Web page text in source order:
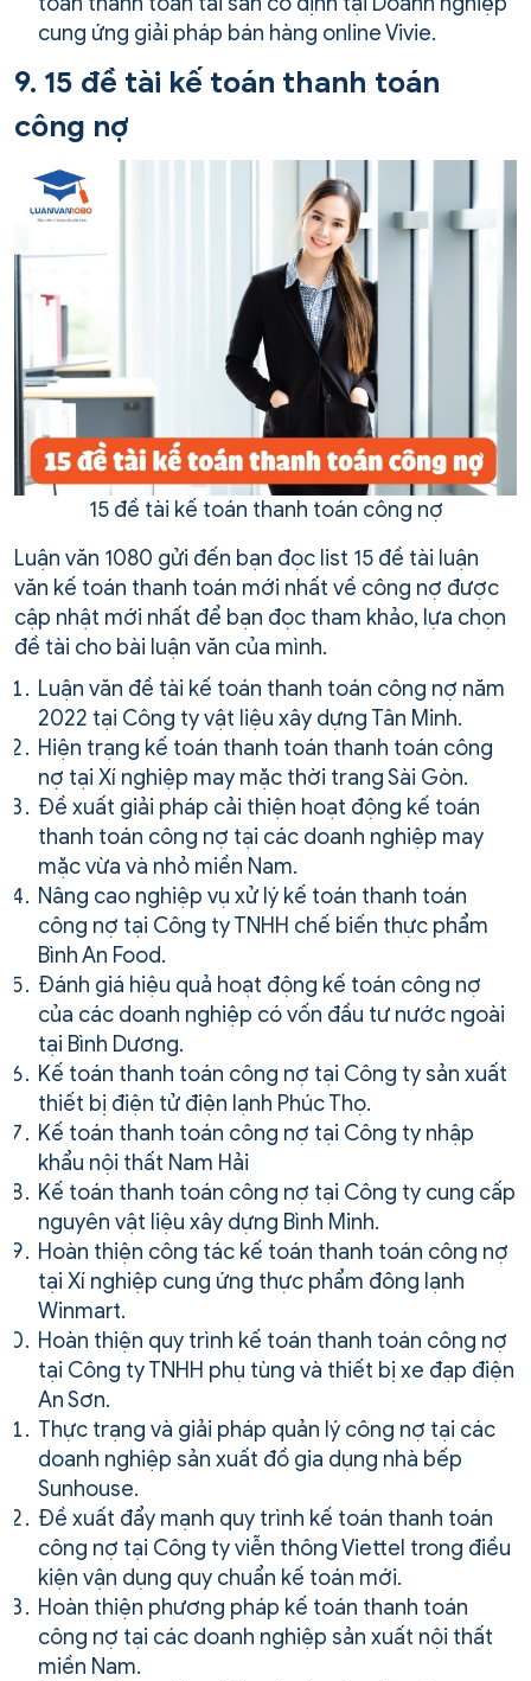
cung ứng giải pháp bán hàng online Vivie.
9. 15 đề tài kế toán thanh toán
công nợ
15 đề tài kế toán thanh toán công nợ
Luận văn 1080 gửi đến bạn đọc list 15 đề tài luận
văn kế toán thanh toán mới nhất về công nợ được
cập nhật mới nhất để bạn đọc tham khảo, lựa chọn
đề tài cho bài luận văn của mình.
Luận văn đề tài kế toán thanh toán công nợ năm
2022 tại Công ty vật liệu xây dựng Tân Minh.
Hiện trạng kế toán thanh toán thanh toán công
nợ tại Xí nghiệp may mặc thời trang Sài Gòn.
Đề xuất giải pháp cải thiện hoạt động kế toán
thanh toán công nợ tại các doanh nghiệp may
mặc vừa và nhỏ miền Nam.
Nâng cao nghiệp vụ xử lý kế toán thanh toán
công nợ tại Công ty TNHH chế biến thực phẩm
Bình An Food.
Đánh giá hiệu quả hoạt động kế toán công nợ
của các doanh nghiệp có vốn đầu tư nước ngoài
tại Bình Dương.
Kế toán thanh toán công nợ tại Công ty sản xuất
thiết bị điện tử điện lạnh Phúc Thọ.
Kế toán thanh toán công nợ tại Công ty nhập
khẩu nội thất Nam Hải
Kế toán thanh toán công nợ tại Công ty cung cấp
nguyên vật liệu xây dựng Bình Minh.
Hoàn thiện công tác kế toán thanh toán công nợ
tại Xí nghiệp cung ứng thực phẩm đông lạnh
Winmart.
Hoàn thiện quy trình kế toán thanh toán công nợ
tại Công ty TNHH phụ tùng và thiết bị xe đạp điện
An Sơn.
Thực trạng và giải pháp quản lý công nợ tại các
doanh nghiệp sản xuất đồ gia dụng nhà bếp
Sunhouse.
Đề xuất đẩy mạnh quy trình kế toán thanh toán
công nợ tại Công ty viễn thông Viettel trong điều
kiện vận dụng quy chuẩn kế toán mới.
Hoàn thiện phương pháp kế toán thanh toán
công nợ tại các doanh nghiệp sản xuất nội thất
miền Nam.